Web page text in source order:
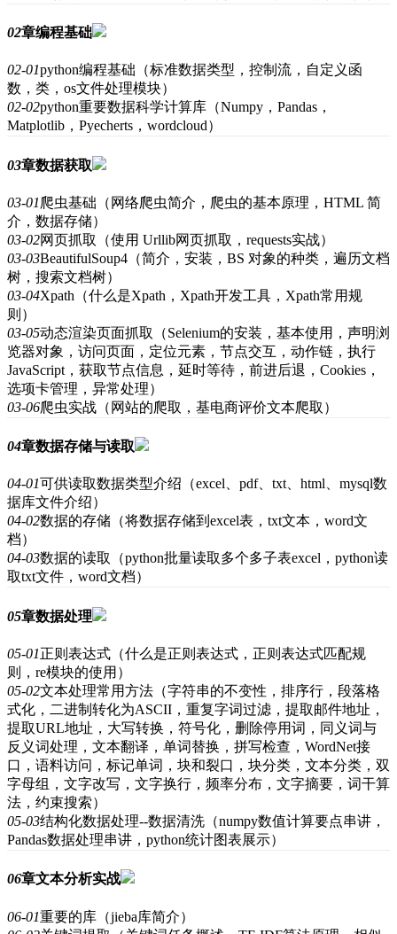
02章编程基础
02-01python编程基础（标准数据类型，控制流，自定义函
数，类，os文件处理模块）
02-02python重要数据科学计算库（Numpy，Pandas，
Matplotlib，Pyecherts，wordcloud）
03章数据获取
03-01爬虫基础（网络爬虫简介，爬虫的基本原理，HTML 简
介，数据存储）
03-02网页抓取（使用 Urllib网页抓取，requests实战）
03-03BeautifulSoup4（简介，安装，BS 对象的种类，遍历文档
树，搜索文档树）
03-04Xpath（什么是Xpath，Xpath开发工具，Xpath常用规
则）
03-05动态渲染页面抓取（Selenium的安装，基本使用，声明浏
览器对象，访问页面，定位元素，节点交互，动作链，执行
JavaScript，获取节点信息，延时等待，前进后退，Cookies，
选项卡管理，异常处理）
03-06爬虫实战（网站的爬取，基电商评价文本爬取）
04章数据存储与读取
04-01可供读取数据类型介绍（excel、pdf、txt、html、mysql数
据库文件介绍）
04-02数据的存储（将数据存储到excel表，txt文本，word文
档）
04-03数据的读取（python批量读取多个多子表excel，python读
取txt文件，word文档）
05章数据处理
05-01正则表达式（什么是正则表达式，正则表达式匹配规
则，re模块的使用）
05-02文本处理常用方法（字符串的不变性，排序行，段落格
式化，二进制转化为ASCII，重复字词过滤，提取邮件地址，
提取URL地址，大写转换，符号化，删除停用词，同义词与
反义词处理，文本翻译，单词替换，拼写检查，WordNet接
口，语料访问，标记单词，块和裂口，块分类，文本分类，双
字母组，文字改写，文字换行，频率分布，文字摘要，词干算
法，约束搜索）
05-03结构化数据处理--数据清洗（numpy数值计算要点串讲，
Pandas数据处理串讲，python统计图表展示）
06章文本分析实战
06-01重要的库（jieba库简介）